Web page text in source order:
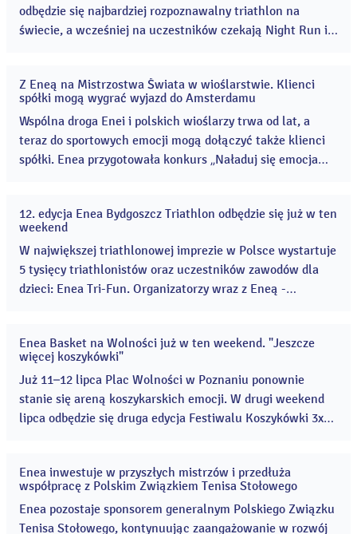
odbędzie się najbardziej rozpoznawalny triathlon na
świecie, a wcześniej na uczestników czekają Night Run i
14
2026
Z Eneą na Mistrzostwa Świata w wioślarstwie. Klienci
spółki mogą wygrać wyjazd do Amsterdamu
Wspólna droga Enei i polskich wioślarzy trwa od lat, a
teraz do sportowych emocji mogą dołączyć także klienci
spółki. Enea przygotowała konkurs „Naładuj się emocjami
wioślarstwie, odbywające się pod koniec sierpnia w
Amsterdamie. ...
10
2026
12. edycja Enea Bydgoszcz Triathlon odbędzie się już w ten
weekend
W największej triathlonowej imprezie w Polsce wystartuje
5 tysięcy triathlonistów oraz uczestników zawodów dla
dzieci: Enea Tri-Fun. Organizatorzy wraz z Eneą -
odwiedzą teren zawodów 10, 11 i 12 lipca. ...
08
Enea Basket na Wolności już w ten weekend. "Jeszcze
więcej koszykówki"
Już 11–12 lipca Plac Wolności w Poznaniu ponownie
stanie się areną koszykarskich emocji. W drugi weekend
lipca odbędzie się druga edycja Festiwalu Koszykówki 3x3
kibiców. ...
2026
Enea inwestuje w przyszłych mistrzów i przedłuża
współpracę z Polskim Związkiem Tenisa Stołowego
Enea pozostaje sponsorem generalnym Polskiego Związku
Tenisa Stołowego, kontynuując zaangażowanie w rozwój